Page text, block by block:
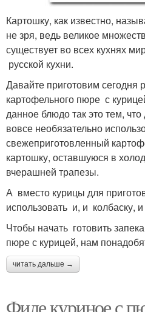
Картошку, как известно,
не зря, ведь великое
существует во всех кухнях
русской кухни.
Давайте приготовим сегодня
картофельного пюре с
данное блюдо так это тем,
вовсе необязательно
свежеприготовленный
картошку, оставшуюся в
вчерашней трапезы.
А вместо курицы для
использовать и, и колбаску,
Чтобы начать готовить
пюре с курицей, нам
читать дальше →